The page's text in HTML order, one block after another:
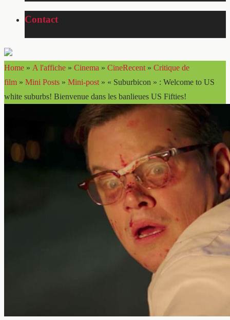
Contact
Home » A l'affiche » Cinema » CineRecent » Critique de
film » Mini Posts » Mini-post » « Suburbicon » : Welcome to US
white suburbs! Bienvenue dans les banlieues US Fifties!